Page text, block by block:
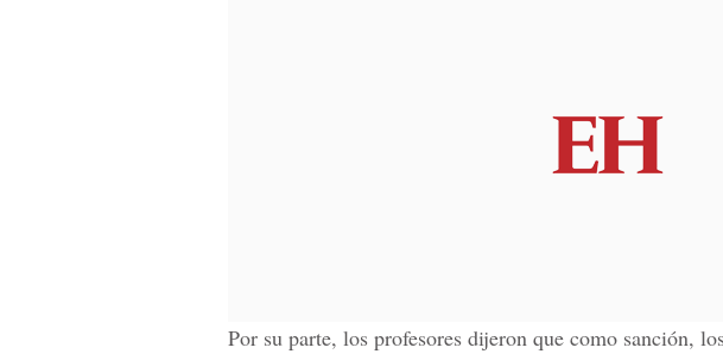
Por su parte, los profesores dijeron que como sanción,